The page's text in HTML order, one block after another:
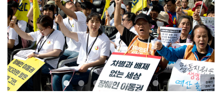
2026년 중증장애인강원형일자리사업 참여자 모집 공고
2026년 중증장애인강원형일자리지원사업「창작예술 작품전시회」개최
2026년 중증장애인강원형일자리지원사업 참여자 모집 공고(기간연장)
2026년 원주장애인자립생활센터 사회복지사 채용공고
2026년 중증장애인동료상담사업 동료상담가 모집공고